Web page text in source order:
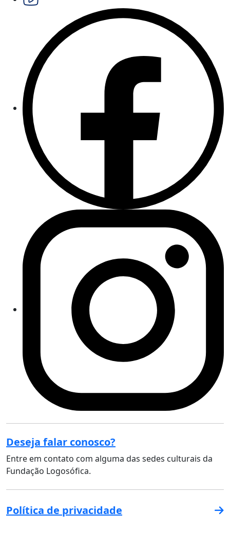
Deseja falar conosco?
Entre em contato com alguma das sedes culturais da
Fundação Logosófica.
Política de privacidade